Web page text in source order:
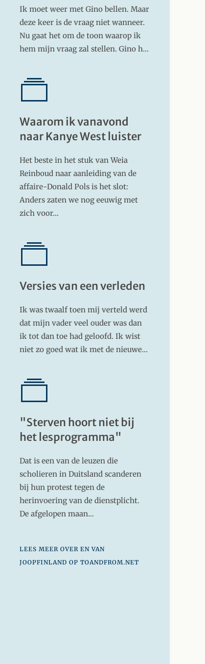
Ik moet weer met Gino bellen. Maar
deze keer is de vraag niet wanneer.
Nu gaat het om de toon waarop ik
hem mijn vraag zal stellen. Gino h…
Waarom ik vanavond
naar Kanye West luister
Het beste in het stuk van Weia
Reinboud naar aanleiding van de
affaire-Donald Pols is het slot:
Anders zaten we nog eeuwig met
zich voor…
Versies van een verleden
Ik was twaalf toen mij verteld werd
dat mijn vader veel ouder was dan
ik tot dan toe had geloofd. Ik wist
niet zo goed wat ik met de nieuwe…
"Sterven hoort niet bij
het lesprogramma"
Dat is een van de leuzen die
scholieren in Duitsland scanderen
bij hun protest tegen de
herinvoering van de dienstplicht.
De afgelopen maan…
LEES MEER OVER EN VAN
JOOPFINLAND OP TOANDFROM.NET